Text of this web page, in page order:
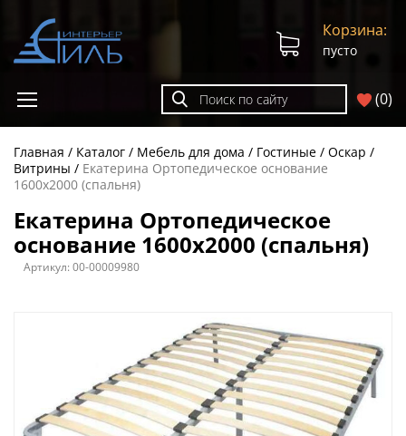
(0)
Корзина:
пусто
Главная Каталог Мебель для дома Гостиные
Оскар
Витрины
Екатерина Ортопедическое основание
1600х2000 (спальня)
Екатерина Ортопедическое
основание 1600х2000 (спальня)
Артикул:00-00009980